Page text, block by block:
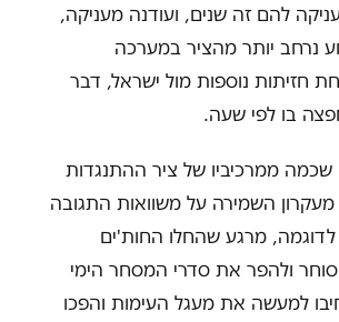
להם זה שנים, ועודנה מעניקה,
נרחב יותר מהציר במערכה
חזיתות נוספות מול ישראל, דבר
בו לפי שעה.
ממרכיביו של ציר ההתנגדות
מעקרון השמירה על משוואות התגובה
מרגע שהחלו החות'ים
ולהפר את סדרי המסחר הימי
למעשה את מעגל העימות והפכו